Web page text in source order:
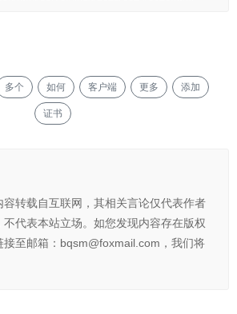
多个 如何 客户端 更多 添加
证书
容转载自互联网，其相关言论仅代表作者
代表本站立场。如您发现内容存在版权
接至邮箱：bqsm@foxmail.com，我们将